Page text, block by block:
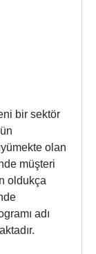
bir sektör
olan
müşteri
oldukça
adı